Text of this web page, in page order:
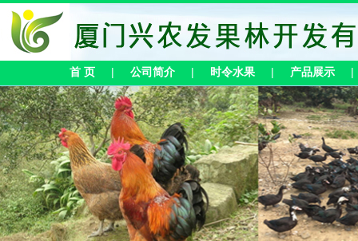
首 页 | 公司简介 | 时令水果 | 产品展示